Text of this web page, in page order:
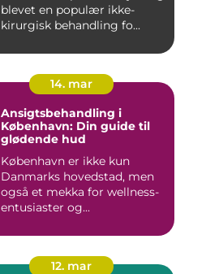
blevet en populær ikke-
kirurgisk behandling fo...
14. mar
Ansigtsbehandling i
København: Din guide til
glødende hud
København er ikke kun
Danmarks hovedstad, men
også et mekka for wellness-
entusiaster og...
12. mar